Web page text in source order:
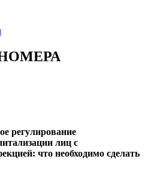
регулирование
лиц с
что необходимо сделать